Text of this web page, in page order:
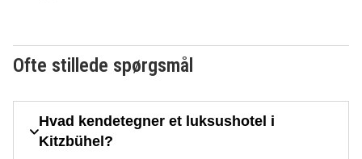
Ofte stillede spørgsmål
Hvad kendetegner et luksushotel i
Kitzbühel?